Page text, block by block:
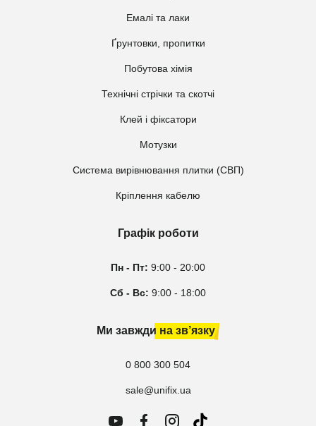
Емалі та лаки
Ґрунтовки, пропитки
Побутова хімія
Технічні стрічки та скотчі
Клей і фіксатори
Мотузки
Система вирівнювання плитки (СВП)
Кріплення кабелю
Графік роботи
Пн - Пт: 9:00 - 20:00
Сб - Вс: 9:00 - 18:00
Ми завжди на зв’язку
0 800 300 504
sale@unifix.ua